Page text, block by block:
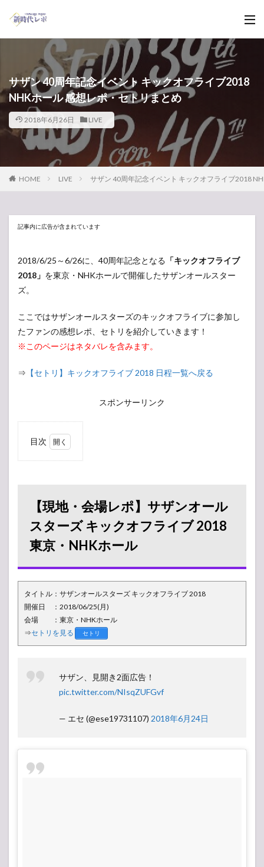
サザン 40周年記念イベント キックオフライブ2018
NHKホール 感想レポ・セトリまとめ
2018年6月26日 LIVE
HOME LIVE サザン 40周年記念イベント キックオフライブ2018
記事内に広告が含まれています
2018/6/25～6/26に、40周年記念となる 「キックオフライブ
2018」 を東京・NHKホールで開催したサザンオールスター
ズ。
ここではサザンオールスターズのキックオフライブに参加し
たファンの感想レポ、セトリを紹介していきます！
※このページはネタバレを含みます。
⇒ 【セトリ】キックオフライブ 2018 日程一覧へ戻る
スポンサーリンク
目次
ポ】
サザ
ンオ
ール
スタ
フラ
イブ
2018
京・
NHK
ル
1.2
会場
【現地・会場レポ】サザンオール
スターズ キックオフライブ 2018
東京・NHKホール
タイトル：サザンオールスターズ キックオフライブ 2018
開催日 ：2018/06/25(月)
会場 ：東京・NHKホール
⇒セトリを見る セトリ
サザン、見開き2面広告！
pic.twitter.com/NIsqZUFGvf
— エセ (@ese19731107) 2018年6月24日